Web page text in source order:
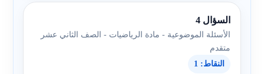
السؤال 4
الأسئلة الموضوعية - مادة الرياضيات - الصف الثاني عشر
متقدم
النقاط: 1